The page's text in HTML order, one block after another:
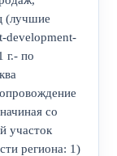
(лучшие
development-
г.- по
со
участок
региона: 1)